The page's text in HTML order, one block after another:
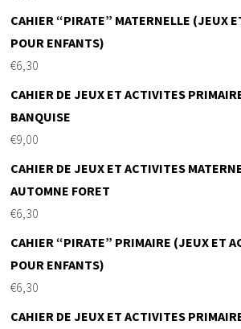
CAHIER “PIRATE” MATERNELLE (JEUX
POUR ENFANTS)
€6,30
CAHIER DE JEUX ET ACTIVITES
BANQUISE
€9,00
CAHIER DE JEUX ET ACTIVITES
AUTOMNE FORET
€6,30
CAHIER “PIRATE” PRIMAIRE (JEUX ET
POUR ENFANTS)
€6,30
CAHIER DE JEUX ET ACTIVITES